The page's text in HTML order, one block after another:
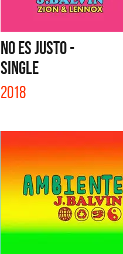
NO ES JUSTO -
SINGLE
2018